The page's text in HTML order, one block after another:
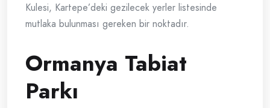
Kulesi, Kartepe’deki gezilecek yerler listesinde
mutlaka bulunması gereken bir noktadır.
Ormanya Tabiat
Parkı